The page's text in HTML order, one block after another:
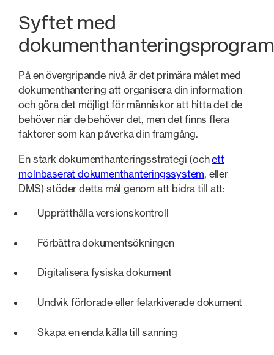
Syftet med
På en övergripande nivå är det primära målet med
dokumenthantering att organisera din information
och göra det möjligt för människor att hitta det de
behöver när de behöver det, men det finns flera
faktorer som kan påverka din framgång.
En stark dokumenthanteringsstrategi (ochett
molnbaserat dokumenthanteringssystem, eller
DMS) stöder detta mål genom att bidra till att:
Upprätthålla versionskontroll
Förbättra dokumentsökningen
Digitalisera fysiska dokument
Undvik förlorade eller felarkiverade dokument
Skapa en enda källa till sanning